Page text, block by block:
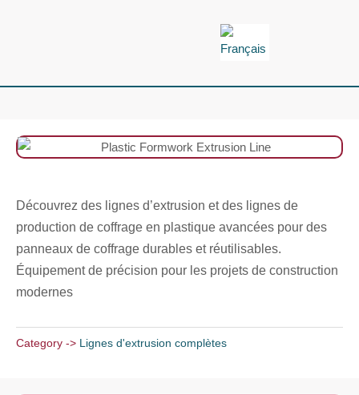
Découvrez des lignes d’extrusion et des lignes de
production de coffrage en plastique avancées pour des
panneaux de coffrage durables et réutilisables.
Équipement de précision pour les projets de construction
modernes
Category -> Lignes d'extrusion complètes